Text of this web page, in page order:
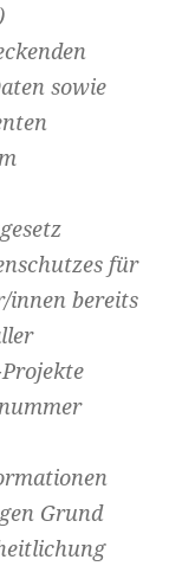
sowie
für
innen bereits
Grund